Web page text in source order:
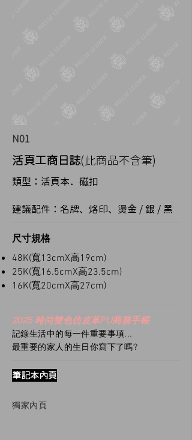
N01
​活頁工商日誌(此商品不含筆)
類型：活頁本．磁扣
建議配件：名牌、烙印、燙金 / 銀 / 黑
尺寸規格
48K(寬13cmX高19cm)
25K(寬16.5cmX高23.5cm)
16K(寬20cmX高27cm)
2025 時尚雙色仿皮革PU商務手帳
記錄生活中的每一件重要事項...
最重要的家人的生日你寫下了嗎?
筆記本內頁
獨家內頁